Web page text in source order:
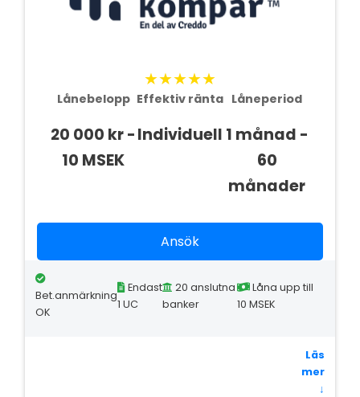
★★★★★
Lånebelopp
20 000 kr -
10 MSEK
Effektiv ränta
Individuell
Låneperiod
1 månad -
60
månader
Ansök
Bet.anmärkning
OK
Endast
1 UC
20 anslutna
banker
Låna upp till
10 MSEK
Läs
mer
↓